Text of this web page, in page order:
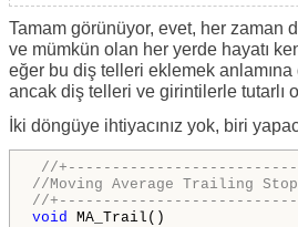
Tamam görünüyor, evet, her zaman
ve mümkün olan her yerde hayatı
eğer bu diş telleri eklemek anlamına
ancak diş telleri ve girintilerle tutarlı
İki döngüye ihtiyacınız yok, biri
//
//Moving Average Trailing
//
void
MA_Trail()